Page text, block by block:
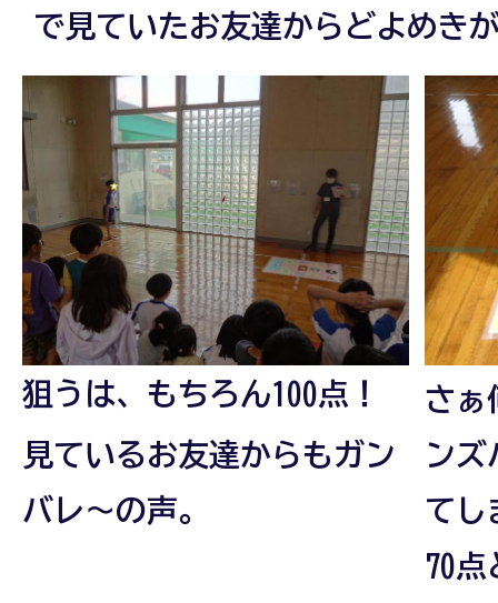
で見ていたお友達からどよめき
狙うは、もちろん100点！
見ているお友達からもガン
バレ～の声。
さぁ
ンズ
てし
70点